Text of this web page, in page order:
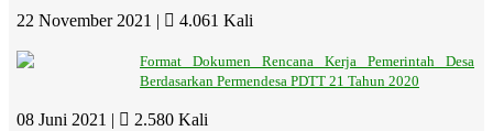
22 November 2021 | 4.061 Kali
Format Dokumen Rencana Kerja Pemerintah Desa
Berdasarkan Permendesa PDTT 21 Tahun 2020
08 Juni 2021 | 2.580 Kali